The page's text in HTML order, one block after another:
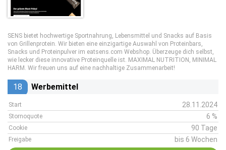
SENS bietet hochwertige Sportnahrung, Lebensmittel und Snacks auf Basis
von Grillenprotein. Wir bieten eine einzigartige Auswahl von Proteinbars,
Snacks und Proteinpulver im eatsens.com Webshop. Überzeuge dich selbst,
wie lecker diese innovative Proteinquelle ist. MAXIMAL NUTRITION, MINIMAL
HARM. Wir freuen uns auf eine nachhaltige Zusammenarbeit!
18 Werbemittel
Start 28.11.2024
Stornoquote 6 %
Cookie 90 Tage
Freigabe bis 6 Wochen